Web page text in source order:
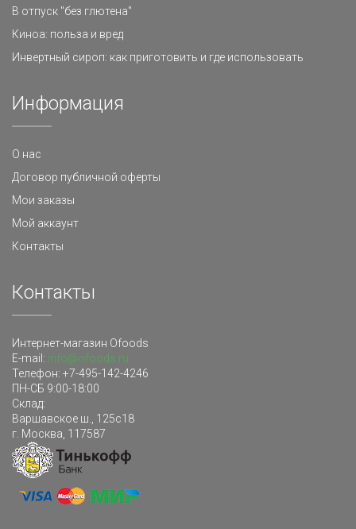
В отпуск "без глютена"
Киноа: польза и вред
Инвертный сироп: как приготовить и где использовать
Информация
О нас
Договор публичной оферты
Мои заказы
Мой аккаунт
Контакты
Контакты
Интернет-магазин Ofoods
E-mail: info@ofoods.ru
Телефон: +7-495-142-4246
ПН-СБ 9:00-18:00
Склад:
Варшавское ш., 125с18
г. Москва 117587